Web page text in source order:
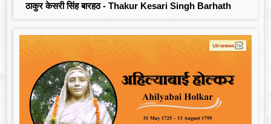
ठाकुर केसरी सिंह बारहठ - Thakur Kesari Singh Barhath